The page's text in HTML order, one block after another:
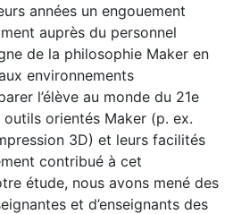
années un engouement
auprès du personnel
de la philosophie Maker en
environnements
l’élève au monde du 21e
orientés Maker (p. ex.
3D) et leurs facilités
contribué à cet
étude, nous avons mené des
et d’enseignants des